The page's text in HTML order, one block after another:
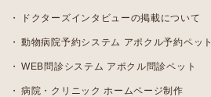
ドクターズインタビューの掲載について
動物病院予約システム アポクル予約ペット
WEB問診システム アポクル問診ペット
病院・クリニック ホームページ制作